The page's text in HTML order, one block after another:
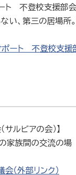
ト 不登校支援部会
い、第三の居場所
ート 不登校支援部
ルビアの会）】
家族間の交流の場
（外部リンク）